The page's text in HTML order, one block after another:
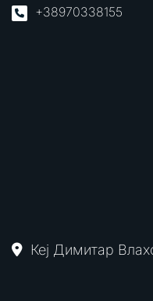
+38970338155
Кеј Димитар